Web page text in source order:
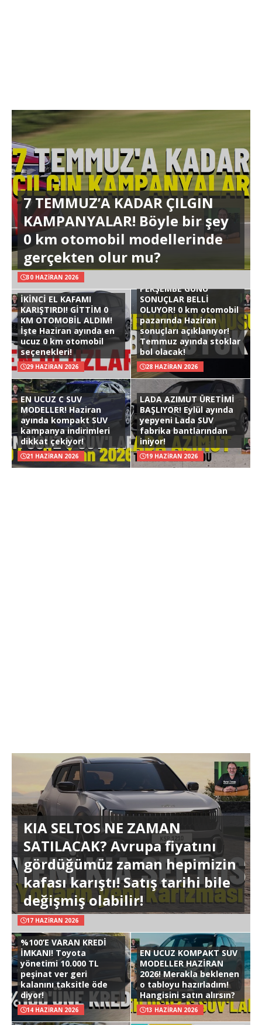
7 TEMMUZ’A KADAR ÇILGIN
KAMPANYALAR! Böyle bir şey
0 km otomobil modellerinde
gerçekten olur mu?
30 HAZIRAN 2026
İKİNCİ EL KAFAMI
KARIŞTIRDI! GİTTİM 0
KM OTOMOBİL ALDIM!
İşte Haziran ayında en
ucuz 0 km otomobil
seçenekleri!
29 HAZIRAN 2026
PERŞEMBE GÜNÜ
SONUÇLAR BELLİ
OLUYOR! 0 km otomobil
pazarında Haziran
sonuçları açıklanıyor!
Temmuz ayında stoklar
bol olacak!
28 HAZIRAN 2026
EN UCUZ C SUV
MODELLER! Haziran
ayında kompakt SUV
kampanya indirimleri
dikkat çekiyor!
21 HAZIRAN 2026
LADA AZIMUT ÜRETİMİ
BAŞLIYOR! Eylül ayında
yepyeni Lada SUV
fabrika bantlarından
iniyor!
19 HAZIRAN 2026
KIA SELTOS NE ZAMAN
SATILACAK? Avrupa fiyatını
gördüğümüz zaman hepimizin
kafası karıştı! Satış tarihi bile
değişmiş olabilir!
17 HAZIRAN 2026
%100’E VARAN KREDİ
İMKANI! Toyota
yönetimi 10.000 TL
peşinat ver geri
kalanını taksitle öde
diyor!
14 HAZIRAN 2026
EN UCUZ KOMPAKT SUV
MODELLER HAZİRAN
2026! Merakla beklenen
o tabloyu hazırladım!
Hangisini satın alırsın?
13 HAZIRAN 2026